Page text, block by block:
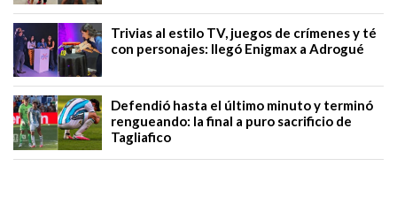
Trivias al estilo TV, juegos de crímenes y té
con personajes: llegó Enigmax a Adrogué
Defendió hasta el último minuto y terminó
rengueando: la final a puro sacrificio de
Tagliafico